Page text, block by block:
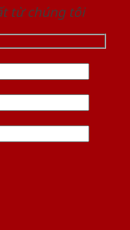
từ chúng tôi